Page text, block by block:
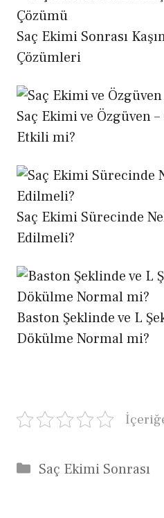
Saç Ekimi Sonrası
Çözümleri
Saç Ekimi ve Özgüven
Etkili mi?
Saç Ekimi Sürecinde
Edilmeli?
Baston Şeklinde ve L
Dökülme Normal mi?
Kategoriler
Saç Ekimi Sonrası